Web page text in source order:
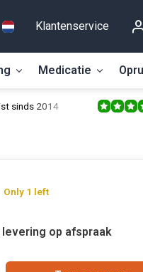
Klantenservice
Medicatie
sinds 2014
Only 1 left
op afspraak